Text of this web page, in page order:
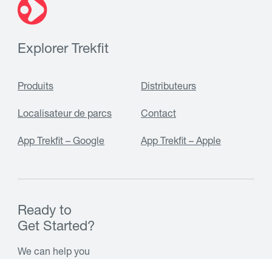
Explorer Trekfit
Produits Distributeurs
Localisateur de parcs Contact
App Trekfit – Google App Trekfit – Apple
Ready to
Get Started?
We can help you